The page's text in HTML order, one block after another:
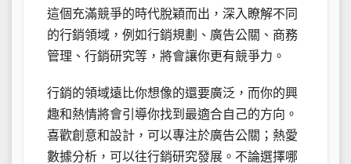
這個充滿競爭的時代脫穎而出，深入瞭解不同
的行銷領域，例如行銷規劃、廣告公關、商務
管理、行銷研究等，將會讓你更有競爭力。
行銷的領域遠比你想像的還要廣泛，而你的興
趣和熱情將會引導你找到最適合自己的方向。
喜歡創意和設計，可以專注於廣告公關；熱愛
數據分析，可以往行銷研究發展。不論選擇哪